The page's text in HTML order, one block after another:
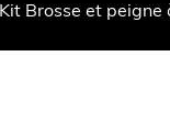
Kit Brosse et peigne